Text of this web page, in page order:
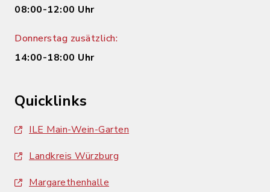
08:00-12:00 Uhr
Donnerstag zusätzlich:
14:00-18:00 Uhr
Quicklinks
ILE Main-Wein-Garten
Landkreis Würzburg
Margarethenhalle